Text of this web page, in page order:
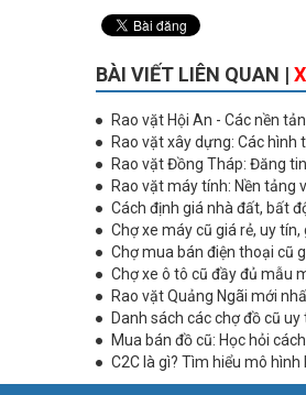
BÀI VIẾT LIÊN QUAN |
Rao vặt Hội An - Các nền
Rao vặt xây dựng: Các
Rao vặt Đồng Tháp: Đăng
Rao vặt máy tính: Nền tảng
Cách định giá nhà đất, bất
Chợ xe máy cũ giá rẻ, uy
Chợ mua bán điện thoại cũ
Chợ xe ô tô cũ đầy đủ mẫu
Rao vặt Quảng Ngãi mới
Danh sách các chợ đồ cũ
Mua bán đồ cũ: Học hỏi
C2C là gì? Tìm hiểu mô